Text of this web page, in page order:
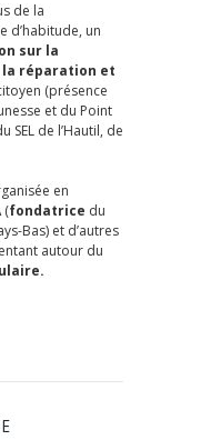
de la
d’habitude, un
sur la
réparation et
(présence
et du Point
SEL de l’Hautil, de
en
(fondatrice du
Bas) et d’autres
autour du